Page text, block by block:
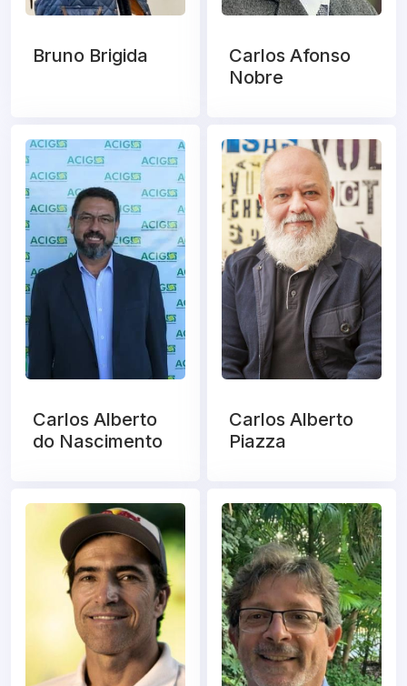
Bruno Brigida
Carlos Afonso
Nobre
Carlos Alberto
do Nascimento
Carlos Alberto
Piazza